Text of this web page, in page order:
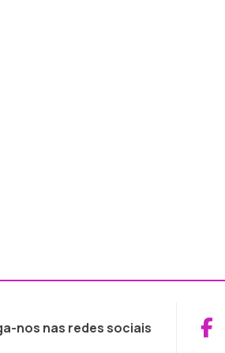
nos nas redes sociais